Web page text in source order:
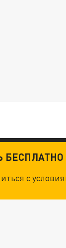
ЦЕНТРЕ
ВСУ.
с